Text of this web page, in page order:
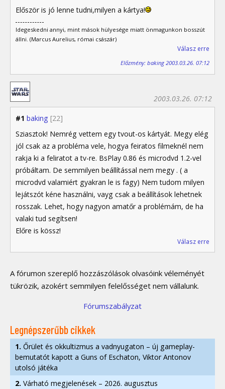
Először is jó lenne tudni,milyen a kártya!
Idegeskedni annyi, mint mások hülyesége miatt önmagunkon bosszút
állni. (Marcus Aurelius, római császár)
Válasz erre
Előzmény: baking 2003.03.26. 07:12
#1 baking [22]
2003.03.26. 07:12
Sziasztok! Nemrég vettem egy tvout-os kártyát. Megy elég
jól csak az a probléma vele, hogya feiratos filmeknél nem
rakja ki a feliratot a tv-re. BsPlay 0.86 és microdvd 1.2-vel
próbáltam. De semmilyen beállítással nem megy . ( a
microdvd valamiért gyakran le is fagy) Nem tudom milyen
lejátszót kéne használni, vayg csak a beállítások lehetnek
rosszak. Lehet, hogy nagyon amatőr a problémám, de ha
valaki tud segítsen!
Előre is kössz!
Válasz erre
A fórumon szereplő hozzászólások olvasóink véleményét
tükrözik, azokért semmilyen felelősséget nem vállalunk.
Fórumszabályzat
Legnépszerűbb cikkek
1. Őrület és okkultizmus a vadnyugaton – új gameplay-
bemutatót kapott a Guns of Eschaton, Viktor Antonov
utolsó játéka
2. Várható megjelenések – 2026. augusztus